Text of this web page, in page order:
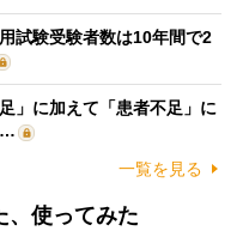
試験受験者数は10年間で2
」に加えて「患者不足」に
…
一覧を見る
、使ってみた